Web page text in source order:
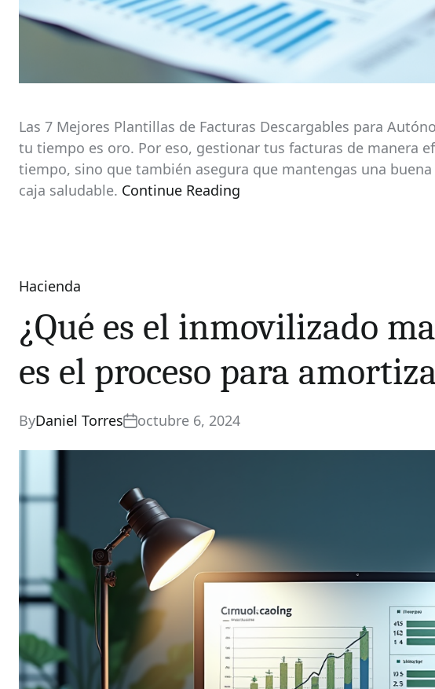
Las 7 Mejores Plantillas de Facturas Descargables para
tu tiempo es oro. Por eso, gestionar tus facturas de manera
tiempo, sino que también asegura que mantengas una
caja saludable. Continue Reading
Categories
Hacienda
¿Qué es el inmovilizado
es el proceso para
ByDaniel Torres octubre 6, 2024